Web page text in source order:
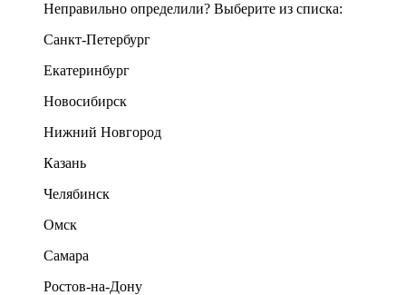
Неправильно определили? Выберите из списка:
Санкт-Петербург
Екатеринбург
Новосибирск
Нижний Новгород
Казань
Челябинск
Омск
Самара
Ростов-на-Дону